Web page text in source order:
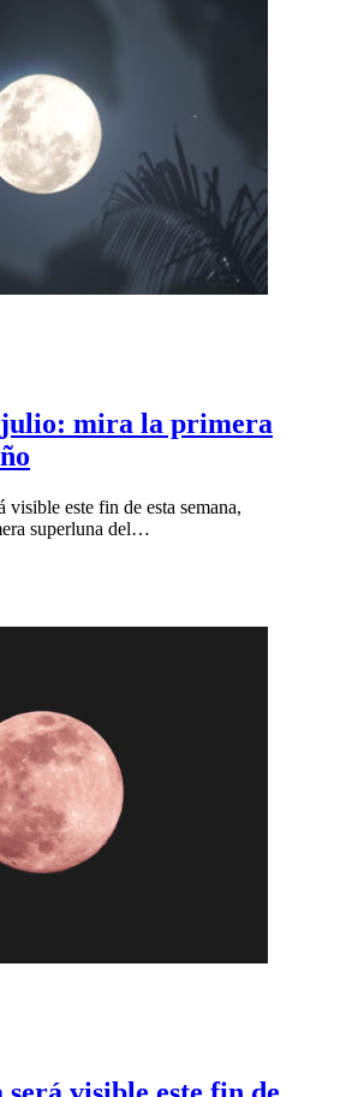
julio: mira la primera
este fin de esta semana,
superluna del…